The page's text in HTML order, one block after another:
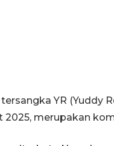
YR (Yuddy
2025, merupakan